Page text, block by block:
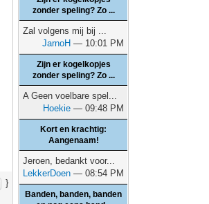
}
zonder speling? Zo ...
Zal volgens mij bij ...
JarnoH — 10:01 PM
Zijn er kogelkopjes
zonder speling? Zo ...
A Geen voelbare spel...
Hoekie — 09:48 PM
Kort en krachtig:
Aangenaam!
Jeroen, bedankt voor...
LekkerDoen — 08:54 PM
Banden, banden, banden